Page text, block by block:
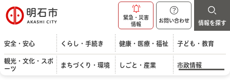
明石市
緊急・災害
情報
お問い合わせ 情報を探す
安全・安心 くらし・手続き 健康・医療・福祉 子ども・教育
観光・文化・スポ
ーツ
まちづくり・環境 しごと・産業 市政情報